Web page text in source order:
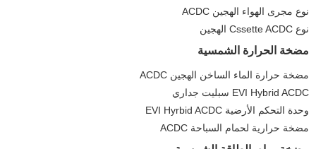
نوع مجرى الهواء الهجين ACDC
نوع Cssette ACDC الهجين
مضخة الحرارة الشمسية
مضخة حرارة الماء الساخن الهجين ACDC
EVI Hybrid ACDC سبليت جداري
وحدة التحكم الأرضية EVI Hyrbid ACDC
مضخة حرارية لحمام السباحة ACDC